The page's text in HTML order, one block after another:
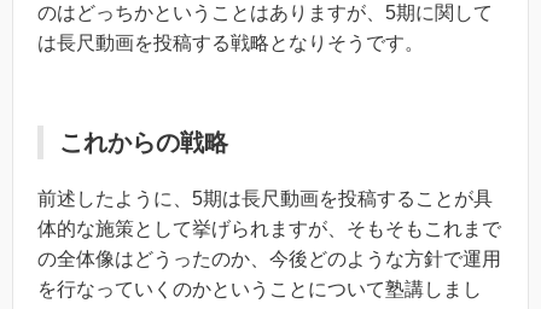
のはどっちかということはありますが、5期に関して
は長尺動画を投稿する戦略となりそうです。
これからの戦略
前述したように、5期は長尺動画を投稿することが具
体的な施策として挙げられますが、そもそもこれまで
の全体像はどうったのか、今後どのような方針で運用
を行なっていくのかということについて塾講しまし